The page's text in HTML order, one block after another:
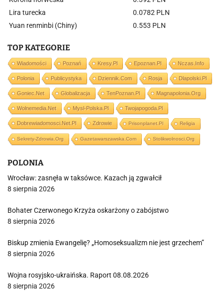
Lira turecka
0.0782 PLN
Yuan renminbi (Chiny)
0.553 PLN
TOP KATEGORIE
Wiadomości Poznań Kresy.pl Epoznan.pl Nczas.info
Polonia Publicystyka Dziennik.com Rosja Dlapolski.pl
Goniec.net Globalizacja TenPoznan.pl Magnapolonia.org
Wolnemedia.net Mysl-Polska.pl Twojapogoda.pl
Dobrewiadomosci.net.pl Zdrowie Prisonplanet.pl Religia
Sekrety-Zdrowia.org Gazetawarszawska.com Stolikwolnosci.org
POLONIA
Wrocław: zasnęła w taksówce. Kazach ją zgwałcił
8 sierpnia 2026
Bohater Czerwonego Krzyża oskarżony o zabójstwo
8 sierpnia 2026
Biskup zmienia Ewangelię? „Homoseksualizm nie jest grzechem”
8 sierpnia 2026
Wojna rosyjsko-ukraińska. Raport 08.08.2026
8 sierpnia 2026